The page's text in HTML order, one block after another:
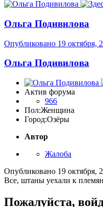
Ольга Подивилова
Опубликовано 19 октября,
Ольга Подивилова
Актив форума
966
Пол:Женщина
Город:Озёры
Автор
Жалоба
Опубликовано 19 октября,
Все, штаны уехали к
Пожалуйста,